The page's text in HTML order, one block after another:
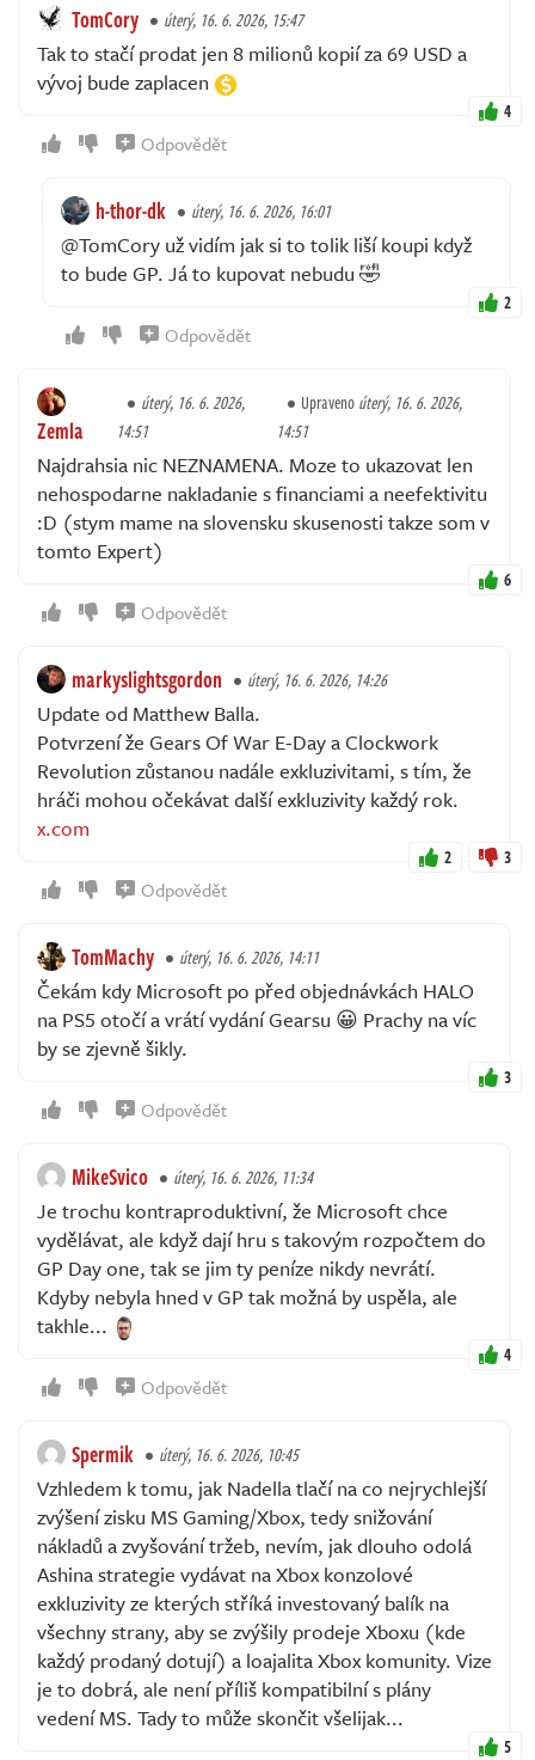
TomCory úterý, 16. 6. 2026, 15:47
Tak to stačí prodat jen 8 milionů kopií za 69 USD a
vývoj bude zaplacen
4
Odpovědět
h-thor-dk úterý, 16. 6. 2026, 16:01
@TomCory už vidím jak si to tolik liší koupi když
to bude GP. Já to kupovat nebudu 🤣
2
Odpovědět
Zemla
úterý, 16. 6. 2026,
14:51
Upravenoúterý, 16. 6. 2026,
14:51
Najdrahsia nic NEZNAMENA. Moze to ukazovat len
nehospodarne nakladanie s financiami a neefektivitu
:D (stym mame na slovensku skusenosti takze som v
tomto Expert)
6
Odpovědět
markyslightsgordon úterý, 16. 6. 2026, 14:26
Update od Matthew Balla.
Potvrzení že Gears Of War E-Day a Clockwork
Revolution zůstanou nadále exkluzivitami, s tím, že
hráči mohou očekávat další exkluzivity každý rok.
x.com
2 3
Odpovědět
TomMachy úterý, 16. 6. 2026, 14:11
Čekám kdy Microsoft po před objednávkách HALO
na PS5 otočí a vrátí vydání Gearsu 😀 Prachy na víc
by se zjevně šikly.
3
Odpovědět
MikeSvico úterý, 16. 6. 2026, 11:34
Je trochu kontraproduktivní, že Microsoft chce
vydělávat, ale když dají hru s takovým rozpočtem do
GP Day one, tak se jim ty peníze nikdy nevrátí.
Kdyby nebyla hned v GP tak možná by uspěla, ale
takhle...
4
Odpovědět
Spermik úterý, 16. 6. 2026, 10:45
Vzhledem k tomu, jak Nadella tlačí na co nejrychlejší
zvýšení zisku MS Gaming/Xbox, tedy snižování
nákladů a zvyšování tržeb, nevím, jak dlouho odolá
Ashina strategie vydávat na Xbox konzolové
exkluzivity ze kterých stříká investovaný balík na
všechny strany, aby se zvýšily prodeje Xboxu (kde
každý prodaný dotují) a loajalita Xbox komunity. Vize
je to dobrá, ale není příliš kompatibilní s plány
vedení MS. Tady to může skončit všelijak...
5